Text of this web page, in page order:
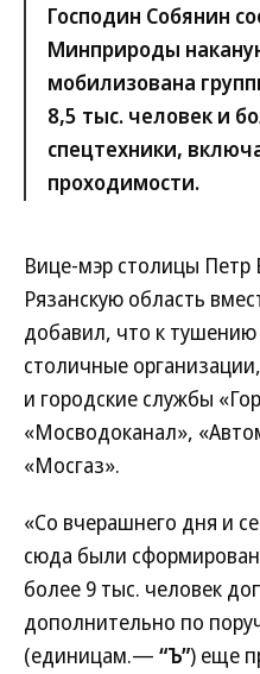
Господин Собянин
Минприроды
мобилизована
8,5 тыс. человек и
спецтехники,
проходимости.
Вице-мэр столицы
Рязанскую область
добавил, что к
столичные
и городские службы
«Мосводоканал»,
«Мосгаз».
«Со вчерашнего дня и
сюда были
более 9 тыс. человек
дополнительно по
(единицам.— “Ъ”) еще